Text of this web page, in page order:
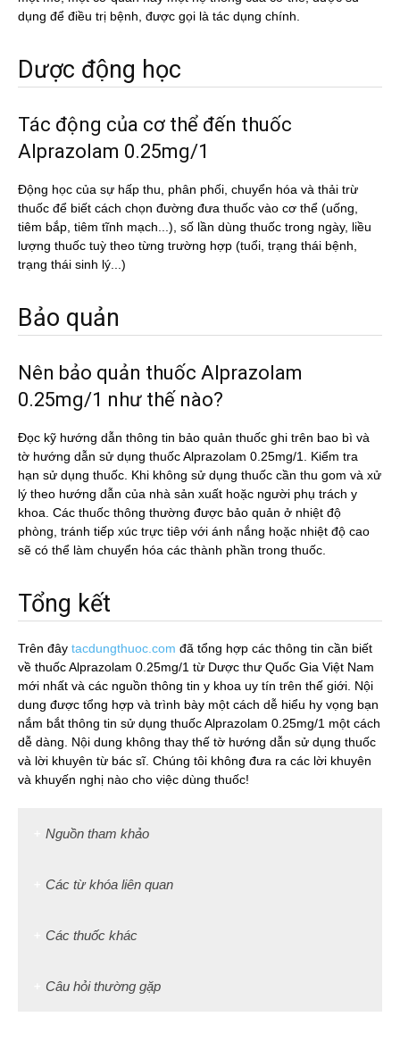
dụng để điều trị bệnh, được gọi là tác dụng chính.
Dược động học
Tác động của cơ thể đến thuốc
Alprazolam 0.25mg/1
Động học của sự hấp thu, phân phối, chuyển hóa và thải trừ
thuốc để biết cách chọn đường đưa thuốc vào cơ thể (uống,
tiêm bắp, tiêm tĩnh mạch...), số lần dùng thuốc trong ngày, liều
lượng thuốc tuỳ theo từng trường hợp (tuổi, trạng thái bệnh,
trạng thái sinh lý...)
Bảo quản
Nên bảo quản thuốc Alprazolam
0.25mg/1 như thế nào?
Đọc kỹ hướng dẫn thông tin bảo quản thuốc ghi trên bao bì và
tờ hướng dẫn sử dụng thuốc Alprazolam 0.25mg/1. Kiểm tra
hạn sử dụng thuốc. Khi không sử dụng thuốc cần thu gom và xử
lý theo hướng dẫn của nhà sản xuất hoặc người phụ trách y
khoa. Các thuốc thông thường được bảo quản ở nhiệt độ
phòng, tránh tiếp xúc trực tiêp với ánh nắng hoặc nhiệt độ cao
sẽ có thể làm chuyển hóa các thành phần trong thuốc.
Tổng kết
Trên đây tacdungthuoc.com đã tổng hợp các thông tin cần biết
về thuốc Alprazolam 0.25mg/1 từ Dược thư Quốc Gia Việt Nam
mới nhất và các nguồn thông tin y khoa uy tín trên thế giới. Nội
dung được tổng hợp và trình bày một cách dễ hiểu hy vọng bạn
nắm bắt thông tin sử dụng thuốc Alprazolam 0.25mg/1 một cách
dễ dàng. Nội dung không thay thế tờ hướng dẫn sử dụng thuốc
và lời khuyên từ bác sĩ. Chúng tôi không đưa ra các lời khuyên
và khuyến nghị nào cho việc dùng thuốc!
Nguồn tham khảo
Các từ khóa liên quan
Các thuốc khác
Câu hỏi thường gặp